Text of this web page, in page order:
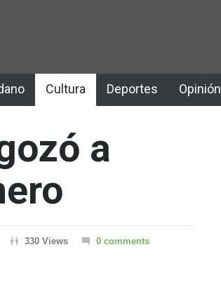
Cultura Deportes Opinión
a
330 Views 0 comments